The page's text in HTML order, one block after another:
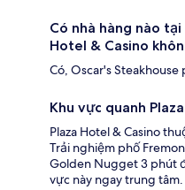
Có nhà hàng nào
Hotel & Casino
Có, Oscar's
Khu vực quanh
Plaza Hotel & Casino
Trải nghiệm phố
Golden Nugget 3 phút
vực này ngay trung tâm.